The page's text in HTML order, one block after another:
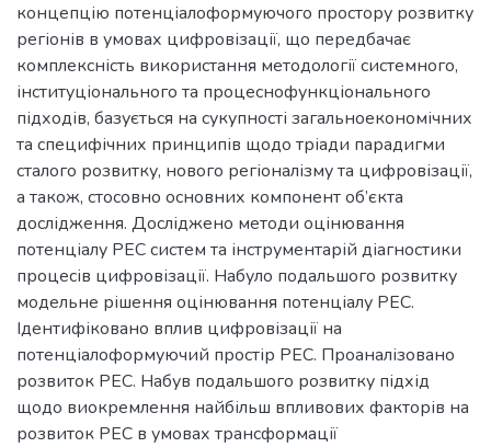
концепцію потенціалоформуючого простору розвитку
регіонів в умовах цифровізації, що передбачає
комплексність використання методології системного,
інституціонального та процеснофункціонального
підходів, базується на сукупності загальноекономічних
та специфічних принципів щодо тріади парадигми
сталого розвитку, нового регіоналізму та цифровізації,
а також, стосовно основних компонент об’єкта
дослідження. Досліджено методи оцінювання
потенціалу РЕС систем та інструментарій діагностики
процесів цифровізації. Набуло подальшого розвитку
модельне рішення оцінювання потенціалу РЕС.
Ідентифіковано вплив цифровізації на
потенціалоформуючий простір РЕС. Проаналізовано
розвиток РЕС. Набув подальшого розвитку підхід
щодо виокремлення найбільш впливових факторів на
розвиток РЕС в умовах трансформації